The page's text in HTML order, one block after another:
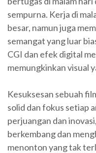
sempurna. Kerja di
besar, namun juga
semangat yang luar
CGI dan efek digital
memungkinkan visual
Kesuksesan sebuah
solid dan fokus setiap
perjuangan dan
berkembang dan
menonton yang tak